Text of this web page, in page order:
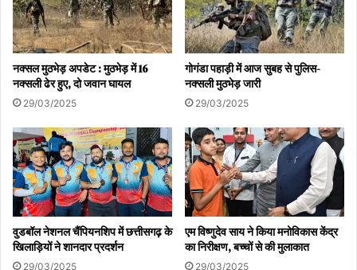
स्वास्थ्य एवं पोषण: महिला एवं बाल विकास विभाग द्वारा शिशुवती माताओं को सुपोषण
किट वितरित की गई। साथ ही, भीषण गर्मी को देखते हुए स्वास्थ्य विभाग द्वारा हेल्थ
कैंप लगाया गया, जहाँ ओआरएस (ORS) घोल की भी विशेष व्यवस्था की गई थी।
यह प्रयास जिले में सुशासन की दिशा में एक बड़ा कदम है, जहाँ सरकारी अमला
खुद जनता के द्वार पहुँचकर उनकी समस्याओं का समाधान कर रहा है।
नक्सल मुठभेड़ अपडेट : मुठभेड़ में 16
नक्सली ढेर हुए, दो जवान घायल
29/03/2025
गोगंडा पहाड़ी में आज सुबह से पुलिस-
नक्सली मुठभेड़ जारी
29/03/2025
वुडबॉल नेशनल चैंपियनशिप में छत्तीसगढ़ के
खिलाड़ियों ने शानदार प्रदर्शन
29/03/2025
एम विष्णुदेव साय ने किया मनोविकास केंद्र
का निरीक्षण, बच्चों से की मुलाकात
29/03/2025